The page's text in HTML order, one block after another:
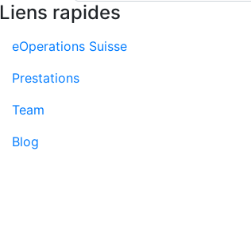
Liens rapides
eOperations Suisse
Prestations
Team
Blog